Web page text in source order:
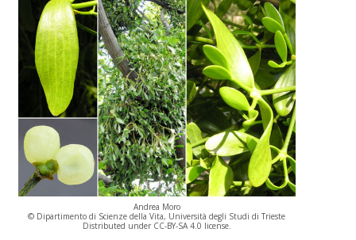
Andrea Moro
© Dipartimento di Scienze della Vita, Università degli Studi di Trieste
Distributed under CC-BY-SA 4.0 license.